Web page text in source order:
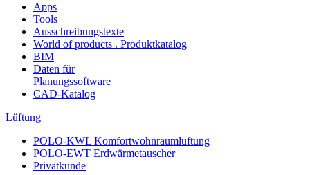
Apps
Tools
Ausschreibungstexte
World of products . Produktkatalog
BIM
Daten für
Planungssoftware
CAD-Katalog
Lüftung
POLO-KWL Komfortwohnraumlüftung
POLO-EWT Erdwärmetauscher
Privatkunde